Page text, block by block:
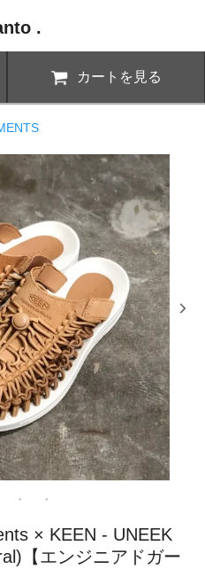
.
カートを見る
× KEEN - UNEEK
【エンジニアドガー